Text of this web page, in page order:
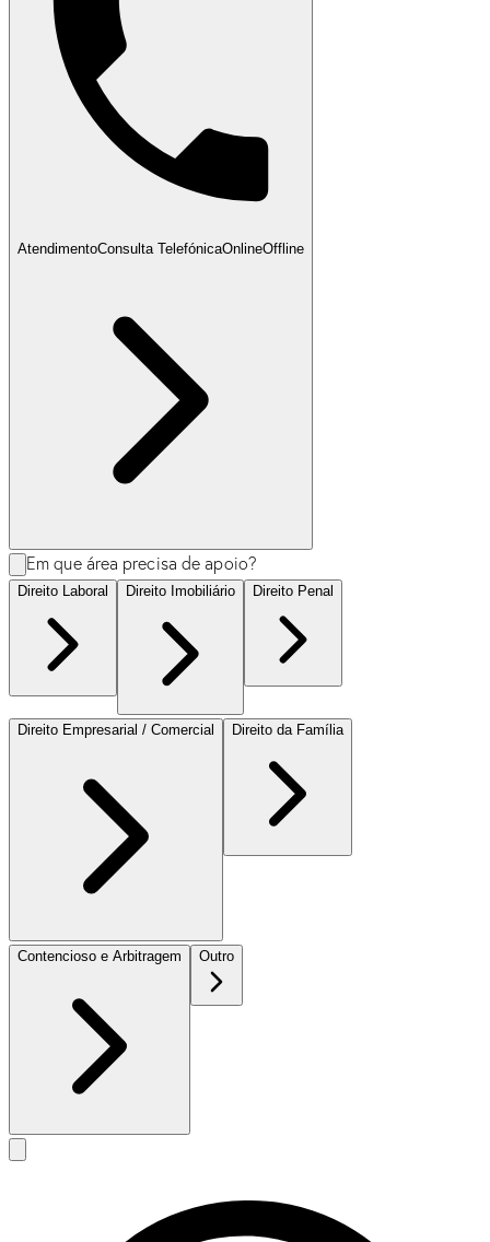
AtendimentoConsulta TelefónicaOnlineOffline
Em que área precisa de apoio?
Direito Laboral Direito Imobiliário Direito Penal
Direito Empresarial / Comercial Direito da Família
Contencioso e Arbitragem Outro